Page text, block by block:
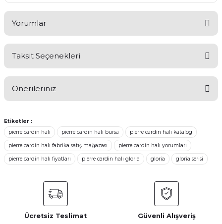
Yorumlar
Yorum Yaz
Taksit Seçenekleri
Önerileriniz
Bu ürünün fiyat bilgisi, resim, ürün açıklamalarında ve diğer
konularda yetersiz gördüğünüz noktaları öneri formunu
kullanarak tarafımıza iletebilirsiniz.
Görüş ve önerileriniz için teşekkür ederiz.
Ürün açıklamasında eksik bilgiler bulunuyor.
Ürün bilgilerinde hatalar bulunuyor.
Ürün fiyatı diğer sitelerden daha pahalı.
Etiketler :
pierre cardin halı
pierre cardin halı bursa pierre cardin halı katalog
pierre cardin halı fabrika satış mağazası pierre cardin halı yorumları
pierre cardin halı fiyatları pierre cardin halı gloria gloria gloria serisi
Ücretsiz Teslimat
Güvenli Alışveriş